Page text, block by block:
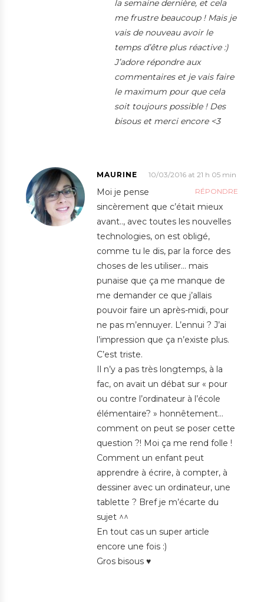
la semaine dernière, et cela
me frustre beaucoup ! Mais je
vais de nouveau avoir le
temps d’être plus réactive :)
J’adore répondre aux
commentaires et je vais faire
le maximum pour que cela
soit toujours possible ! Des
bisous et merci encore <3
MAURINE
10/03/2016 at 21 h 05 min
RÉPONDRE
Moi je pense
sincèrement que c’était mieux
avant.., avec toutes les nouvelles
technologies, on est obligé,
comme tu le dis, par la force des
choses de les utiliser… mais
punaise que ça me manque de
me demander ce que j’allais
pouvoir faire un après-midi, pour
ne pas m’ennuyer. L’ennui ? J’ai
l’impression que ça n’existe plus.
C’est triste.
Il n’y a pas très longtemps, à la
fac, on avait un débat sur « pour
ou contre l’ordinateur à l’école
élémentaire? » honnêtement…
comment on peut se poser cette
question ?! Moi ça me rend folle !
Comment un enfant peut
apprendre à écrire, à compter, à
dessiner avec un ordinateur, une
tablette ? Bref je m’écarte du
sujet ^^
En tout cas un super article
encore une fois :)
Gros bisous ♥